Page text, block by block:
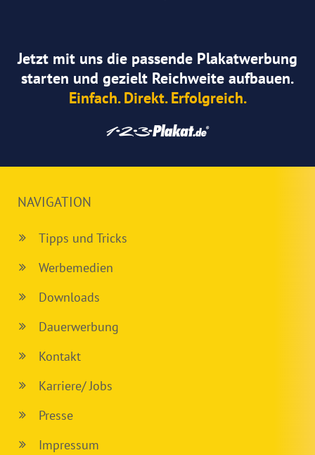
Jetzt mit uns die passende Plakatwerbung
starten und gezielt Reichweite aufbauen.
Einfach. Direkt. Erfolgreich.
NAVIGATION
Tipps und Tricks
Werbemedien
Downloads
Dauerwerbung
Kontakt
Karriere/ Jobs
Presse
Impressum